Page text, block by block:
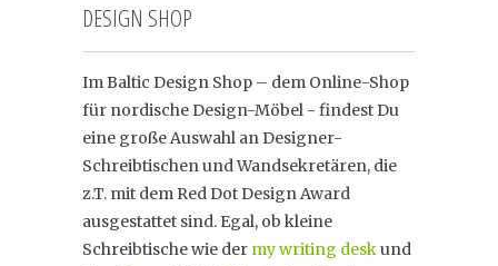
DESIGN SHOP
Im Baltic Design Shop – dem Online-Shop
für nordische Design-Möbel - findest Du
eine große Auswahl an Designer-
Schreibtischen und Wandsekretären, die
z.T. mit dem Red Dot Design Award
ausgestattet sind. Egal, ob kleine
Schreibtische wie der my writing deskund